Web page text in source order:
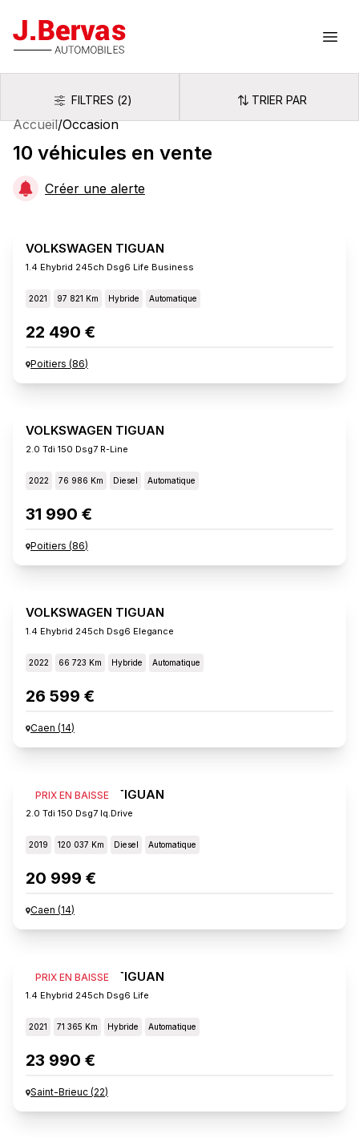
J.Bervas
FiltresFILTRES (2) Trier par
TRIER PAR
Accueil/Occasion
10 véhicules en vente
Créer une alerte
VOLKSWAGEN TIGUAN
1.4 Ehybrid 245ch Dsg6 Life Business
2021 97 821 Km Hybride Automatique
22 490 €
Poitiers (86)
VOLKSWAGEN TIGUAN
2.0 Tdi 150 Dsg7 R-Line
2022 76 986 Km Diesel Automatique
31 990 €
Poitiers (86)
VOLKSWAGEN TIGUAN
1.4 Ehybrid 245ch Dsg6 Elegance
2022 66 723 Km Hybride Automatique
26 599 €
Caen (14)
PRIX EN BAISSE
VOLKSWAGEN TIGUAN
2.0 Tdi 150 Dsg7 Iq.drive
2019 120 037 Km Diesel Automatique
20 999 €
Caen (14)
PRIX EN BAISSE
VOLKSWAGEN TIGUAN
1.4 Ehybrid 245ch Dsg6 Life
2021 71 365 Km Hybride Automatique
23 990 €
Saint-Brieuc (22)